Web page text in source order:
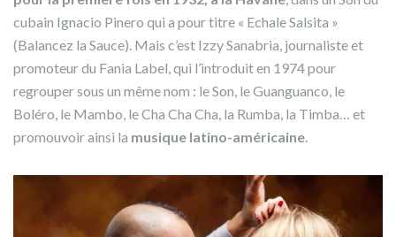
cubain Ignacio Pinero qui a pour titre « Echale Salsita »
(Balancez la Sauce). Mais c’est Izzy Sanabria, journaliste et
promoteur du Fania Label, qui l’introduit en 1974 pour
regrouper sous un même nom : le Son, le Guanguanco, le
Boléro, le Mambo, le Cha Cha Cha, la Rumba, la Timba… et
promouvoir ainsi la musique latino-américaine.